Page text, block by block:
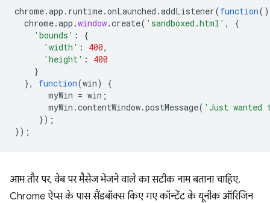
chrome.app . runtime.onLaunched .addListener(function()
chrome.app .window.create( 'sandboxed.html' ,
{
'bounds' :
{
'width' : 400,
'height' :
400
}
},
function(win)
{
myWin = win ;
myWin .contentWindow.postMessage( 'Just wanted
});
});
आम तौर पर, वेब पर मैसेज भेजने वाले का सटीक नाम बताना चाहिए.
Chrome ऐप्स के पास सैंडबॉक्स किए गए कॉन्टेंट के यूनीक ऑरिजिन